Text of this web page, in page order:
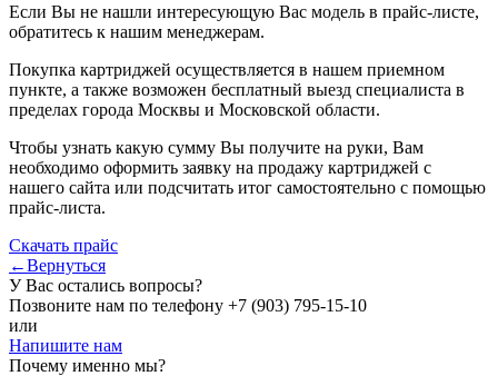
Если Вы не нашли интересующую Вас модель в прайс-листе,
обратитесь к нашим менеджерам.
Покупка картриджей осуществляется в нашем приемном
пункте, а также возможен бесплатный выезд специалиста в
пределах города Москвы и Московской области.
Чтобы узнать какую сумму Вы получите на руки, Вам
необходимо оформить заявку на продажу картриджей с
нашего сайта или подсчитать итог самостоятельно с помощью
прайс-листа.
Скачать прайс
←Вернуться
У Вас остались вопросы?
Позвоните нам по телефону +7 (903) 795-15-10
или
Напишите нам
Почему именно мы?